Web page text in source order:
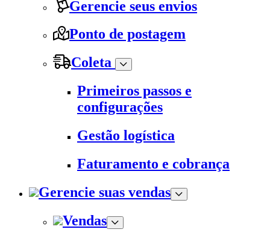
Gerencie seus envios
Ponto de postagem
Coleta
Primeiros passos e
configurações
Gestão logística
Faturamento e cobrança
Gerencie suas vendas
Vendas